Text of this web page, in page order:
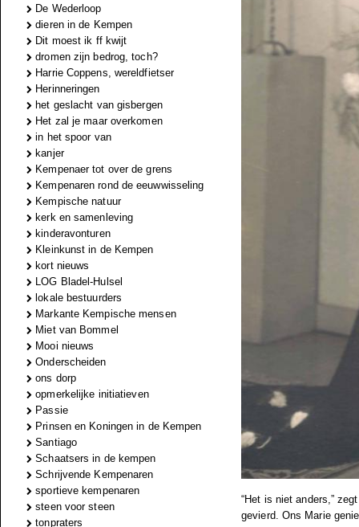
De Wederloop
dieren in de Kempen
Dit moest ik ff kwijt
dromen zijn bedrog, toch?
Harrie Coppens, wereldfietser
Herinneringen
het geslacht van gisbergen
Het zal je maar overkomen
in het spoor van
kanjer
Kempenaer tot over de grens
Kempenaren rond de eeuwwisseling
Kempische natuur
kerk en samenleving
kinderavonturen
Kleinkunst in de Kempen
kort nieuws
LOG Bladel-Hulsel
lokale bestuurders
Markante Kempische mensen
Miet van Bommel
Mooi nieuws
Onderscheiden
ons dorp
opmerkelijke initiatieven
Passie
Prinsen en Koningen in de Kempen
Santiago
Schaatsers in de kempen
Schrijvende Kempenaren
sportieve kempenaren
steen voor steen
tonpraters
“Het is niet anders,”
gevierd. Ons Marie